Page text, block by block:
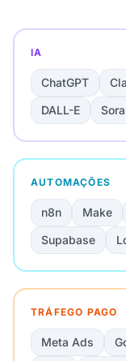
IA
ChatGPT
DALL-E
Sora
AUTOMAÇÕES
n8n Make
Supabase
TRÁFEGO PAGO
Meta Ads